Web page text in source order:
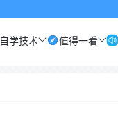
自学技术 值得一看